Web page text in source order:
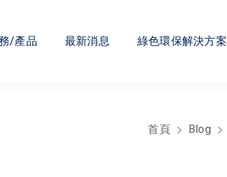
/產品 最新消息 綠色環保解決方案
首頁 Blog